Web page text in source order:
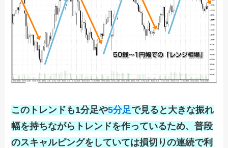
このトレンドも1分足や5分足で見ると大きな振れ
幅を持ちながらトレンドを作っているため、普段
のスキャルピングをしていては損切りの連続で利